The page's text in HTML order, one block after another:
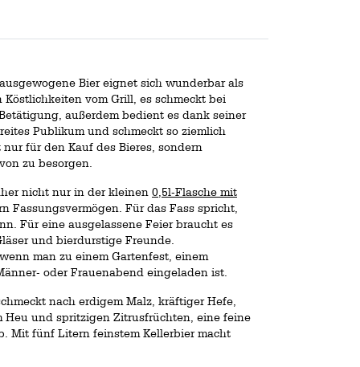
Bier eignet sich wunderbar als
vom Grill, es schmeckt bei
außerdem bedient es dank seiner
Publikum und schmeckt so ziemlich
für den Kauf des Bieres, sondern
zu besorgen.
nicht nur in der kleinen 0,5l-Flasche mit
Fassungsvermögen. Für das Fass spricht,
Für eine ausgelassene Feier braucht es
und bierdurstige Freunde.
man zu einem Gartenfest, einem
oder Frauenabend eingeladen ist.
nach erdigem Malz, kräftiger Hefe,
Heu und spritzigen Zitrusfrüchten, eine feine
Mit fünf Litern feinstem Kellerbier macht